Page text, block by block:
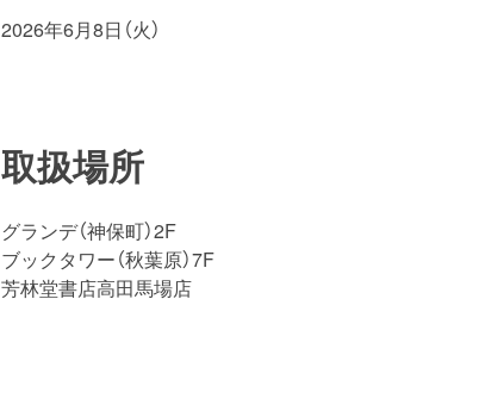
2026年6月8日（火）
取扱場所
グランデ（神保町）2F
ブックタワー（秋葉原）7F
芳林堂書店高田馬場店